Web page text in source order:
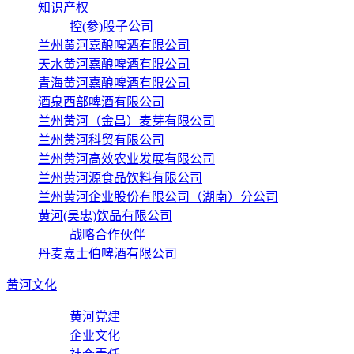
知识产权
控(参)股子公司
兰州黄河嘉酿啤酒有限公司
天水黄河嘉酿啤酒有限公司
青海黄河嘉酿啤酒有限公司
酒泉西部啤酒有限公司
兰州黄河（金昌）麦芽有限公司
兰州黄河科贸有限公司
兰州黄河高效农业发展有限公司
兰州黄河源食品饮料有限公司
兰州黄河企业股份有限公司（湖南）分公司
黄河(吴忠)饮品有限公司
战略合作伙伴
丹麦嘉士伯啤酒有限公司
黄河文化
黄河党建
企业文化